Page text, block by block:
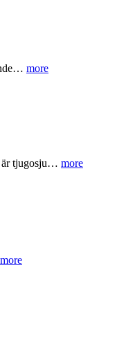
more
är tjugosju… more
more